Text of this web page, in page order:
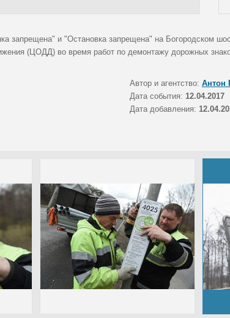
запрещена" и "Остановка запрещена" на Богородском
(ЦОДД) во время работ по демонтажу дорожных
Автор и агентство: Антон
Дата события: 12.04.2017
Дата добавления: